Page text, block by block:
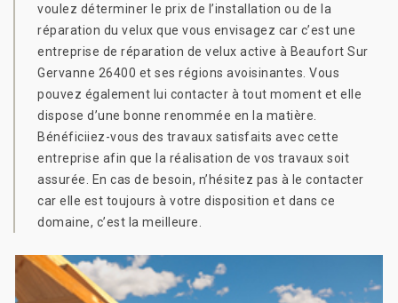
voulez déterminer le prix de l’installation ou de la
réparation du velux que vous envisagez car c’est une
entreprise de réparation de velux active à Beaufort Sur
Gervanne 26400 et ses régions avoisinantes. Vous
pouvez également lui contacter à tout moment et elle
dispose d’une bonne renommée en la matière.
Bénéficiiez-vous des travaux satisfaits avec cette
entreprise afin que la réalisation de vos travaux soit
assurée. En cas de besoin, n’hésitez pas à le contacter
car elle est toujours à votre disposition et dans ce
domaine, c’est la meilleure.